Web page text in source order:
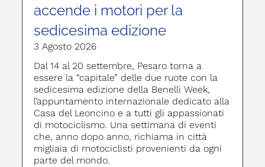
accende i motori per la
sedicesima edizione
3 Agosto 2026
Dal 14 al 20 settembre, Pesaro torna a
essere la “capitale” delle due ruote con la
sedicesima edizione della Benelli Week,
l’appuntamento internazionale dedicato alla
Casa del Leoncino e a tutti gli appassionati
di motociclismo. Una settimana di eventi
che, anno dopo anno, richiama in città
migliaia di motociclisti provenienti da ogni
parte del mondo.